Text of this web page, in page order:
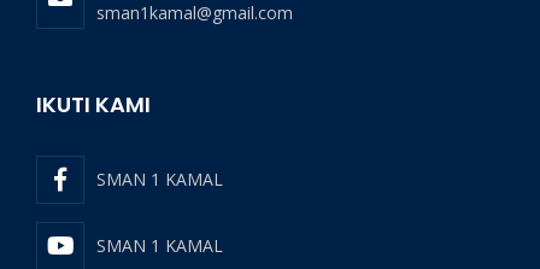
sman1kamal@gmail.com
IKUTI KAMI
SMAN 1 KAMAL
SMAN 1 KAMAL